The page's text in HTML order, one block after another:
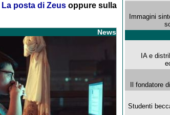
La posta di Zeusoppure sulla
Immagini
IA e
Il fondatore
Studenti
News